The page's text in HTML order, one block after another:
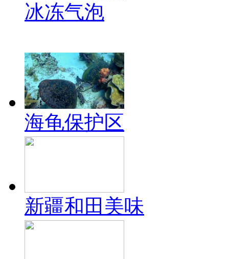
冰冻气泡
海龟保护区
新疆和田美味